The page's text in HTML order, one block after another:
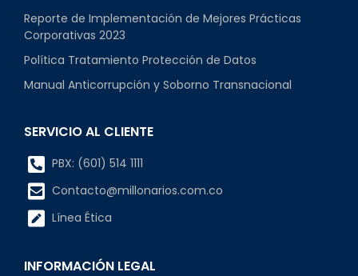
Reporte de Implementación de Mejores Prácticas
Corporativas 2023
Política Tratamiento Protección de Datos
Manual Anticorrupción y Soborno Transnacional
SERVICIO AL CLIENTE
PBX: (601) 514 1111
Contacto@millonarios.com.co
Línea Ética
INFORMACIÓN LEGAL